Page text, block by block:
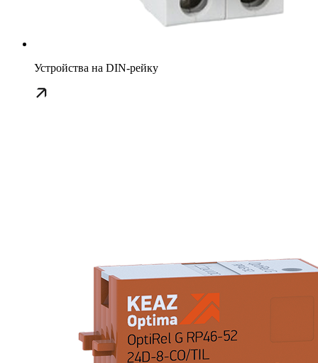
Устройства на DIN-рейку